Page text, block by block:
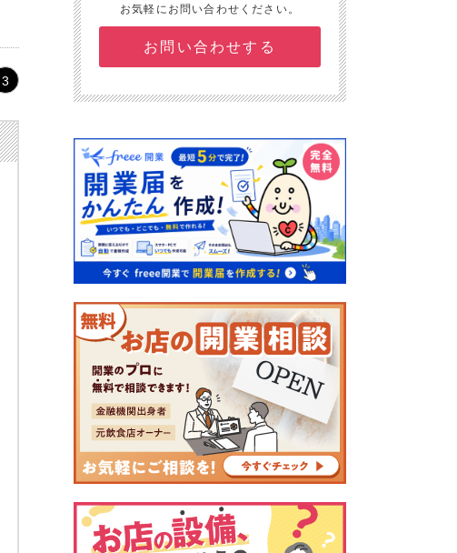
3
お気軽にお問い合わせください。
お問い合わせする